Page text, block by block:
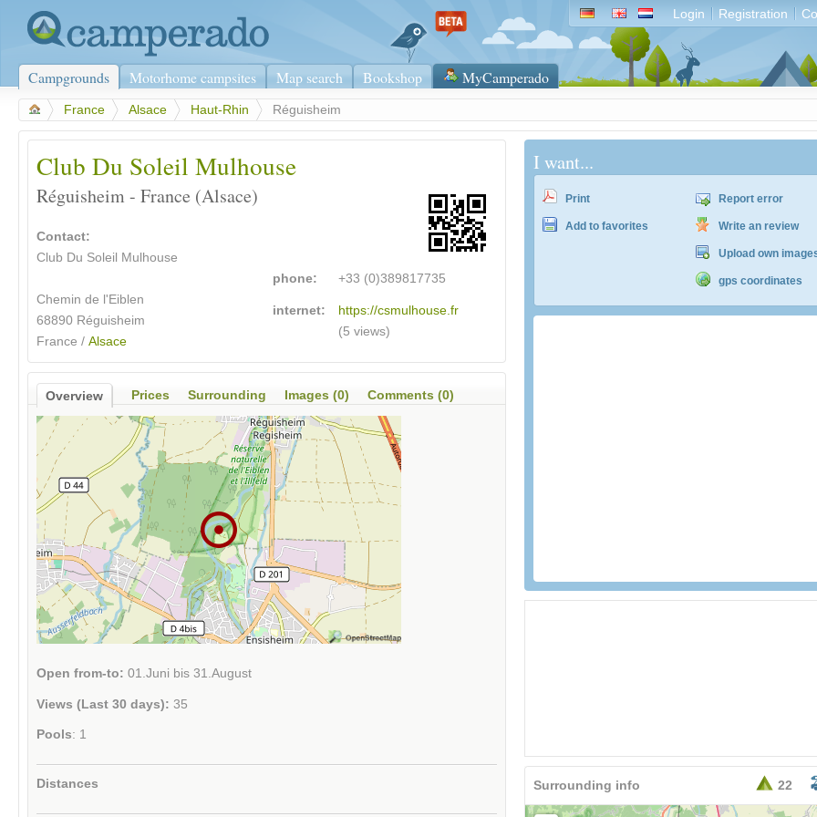
Login Registration
Campgrounds Motorhome campsites Map search Bookshop MyCamperado
France Alsace Haut-Rhin Réguisheim
Club Du Soleil Mulhouse
Réguisheim - France (Alsace)
Contact:
Club Du Soleil Mulhouse
Chemin de l'Eiblen
68890 Réguisheim
France / Alsace
phone: +33 (0)389817735
internet:
https://csmulhouse.fr
(5 views)
Overview Prices Surrounding Images (0) Comments (0)
Open from-to: 01.Juni bis 31.August
Views (Last 30 days): 35
Pools: 1
Distances
I want...
Print
Add to favorites
Report error
Write an review
Upload own
gps coordinates
22
Surrounding info